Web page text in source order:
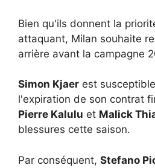
Bien qu'ils donnent la
attaquant, Milan souhaite
arrière avant la campagne
Simon Kjaer est
l'expiration de son contrat
Pierre Kalulu et Malick
blessures cette saison.
Par conséquent, Stefano